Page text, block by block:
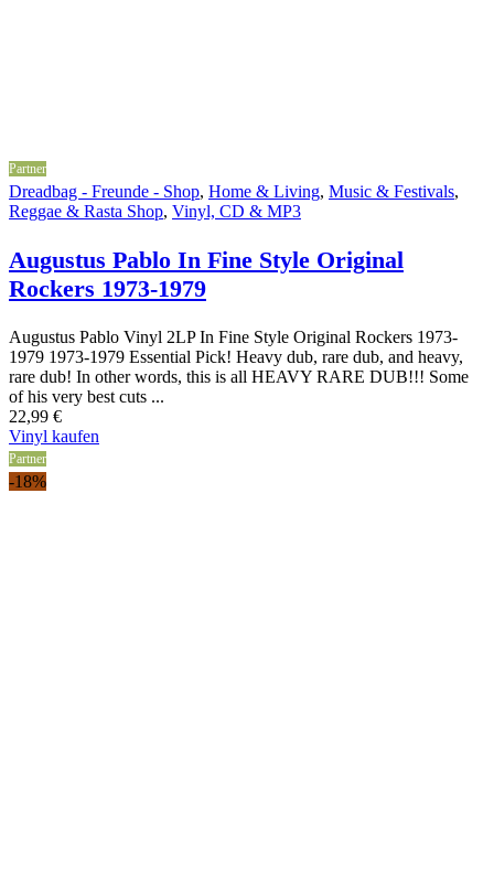
Partner
Dreadbag - Freunde - Shop, Home & Living, Music & Festivals,
Reggae & Rasta Shop, Vinyl, CD & MP3
Augustus Pablo In Fine Style Original
Rockers 1973-1979
Augustus Pablo Vinyl 2LP In Fine Style Original Rockers 1973-
1979 1973-1979 Essential Pick! Heavy dub, rare dub, and heavy,
rare dub! In other words, this is all HEAVY RARE DUB!!! Some
of his very best cuts ...
22,99 €
Vinyl kaufen
Partner
-18%